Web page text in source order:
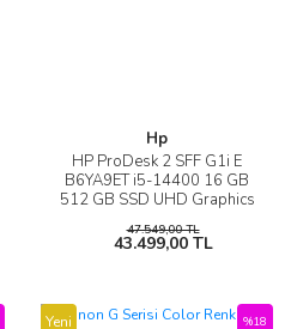
Hp
HP ProDesk 2 SFF G1i E
B6YA9ET i5-14400 16 GB
512 GB SSD UHD Graphics
47.549,00 TL
43.499,00 TL
Yeni %18